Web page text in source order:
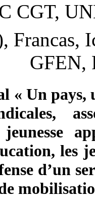
CGT,
Francas,
GFEN,
« Un pays,
les
d’un